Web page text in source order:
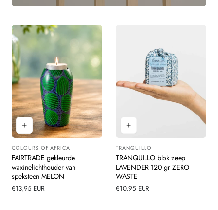
Leverancier:
COLOURS OF AFRICA
FAIRTRADE gekleurde
waxinelichthouder van
speksteen MELON
Normale
€13,95 EUR
Leverancier:
TRANQUILLO
TRANQUILLO blok zeep
LAVENDER 120 gr ZERO
WASTE
Normale
€10,95 EUR